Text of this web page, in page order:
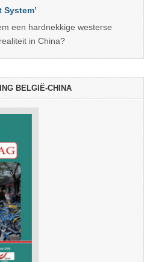
System’
een hardnekkige westerse
in China?
BELGIË-CHINA